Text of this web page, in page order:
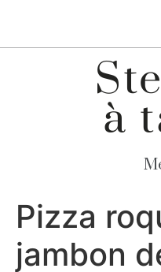
Pizza
jambon